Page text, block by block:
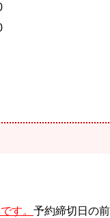
す。 予約締切日の前